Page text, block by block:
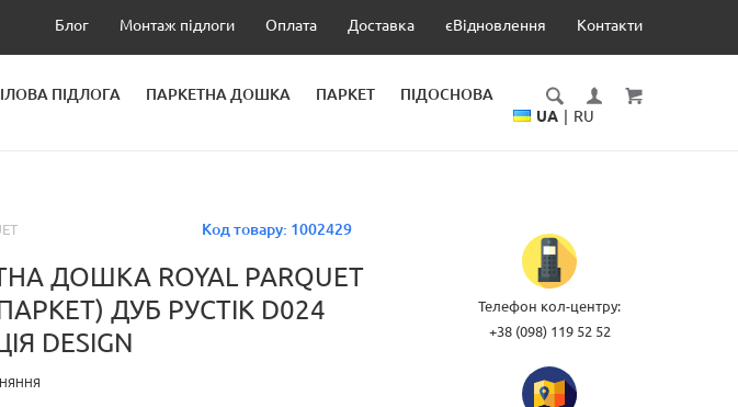
Блог Монтаж підлоги Оплата Доставка єВідновлення Контакти
ПІДЛОГА ПАРКЕТНА ДОШКА ПАРКЕТ
ПІДОСНОВА
UA RU
Код товару: 1002429
ДОШКА ROYAL PARQUET
ДУБ РУСТІК D024
DESIGN
Телефон кол-центру:
+38 (098) 119 52 52